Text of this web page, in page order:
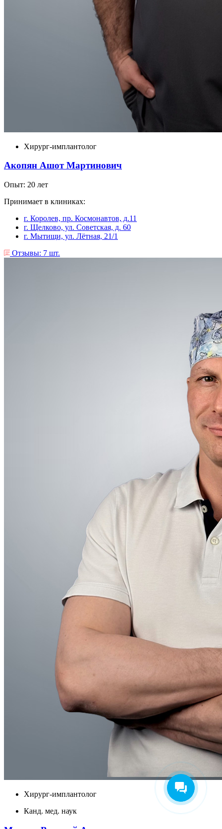
Хирург-имплантолог
Акопян Ашот Мартинович
Опыт: 20 лет
Принимает в клиниках:
г. Королев, пр. Космонавтов, д.11
г. Щелково, ул. Советская, д. 60
г. Мытищи, ул. Лëтная, 21/1
Отзывы: 7 шт.
Хирург-имплантолог
Канд. мед. наук